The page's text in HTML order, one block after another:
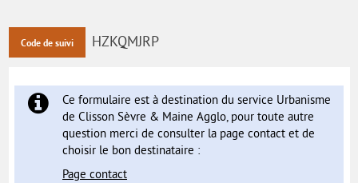
CONTACTER L'AGGLO
SITE DE L'AGGLO
LES COMMUNES
MON COMPTE
Code de suivi HZKQMJRP
Ce formulaire est à destination du service Urbanisme
de Clisson Sèvre & Maine Agglo, pour toute autre
question merci de consulter la page contact et de
choisir le bon destinataire :
Page contact